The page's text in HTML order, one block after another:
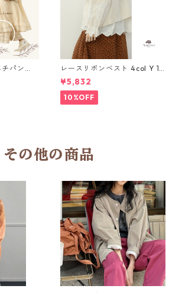
パン
レースリボンベスト 4col Y 111
15
¥5,832
10%OFF
その他の商品